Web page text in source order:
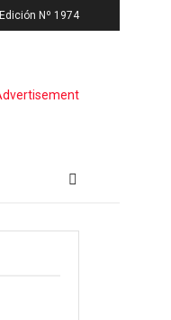
Edición Nº 1974